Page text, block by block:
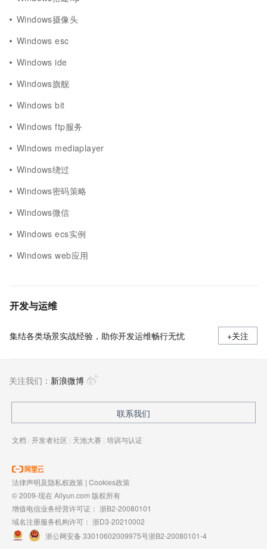
Windows摄像头
Windows esc
Windows ide
Windows旗舰
Windows bit
Windows ftp服务
Windows mediaplayer
Windows绕过
Windows密码策略
Windows微信
Windows ecs实例
Windows web应用
开发与运维
集结各类场景实战经验，助你开发运维畅行无忧 +关注
关注我们： 新浪微博
联系我们
文档 | 开发者社区 | 天池大赛 | 培训与认证
法律声明及隐私权政策 | Cookies政策
© 2009-现在 Aliyun.com 版权所有
增值电信业务经营许可证： 浙B2-20080101
域名注册服务机构许可： 浙D3-20210002
浙公网安备 33010602009975号浙B2-20080101-4